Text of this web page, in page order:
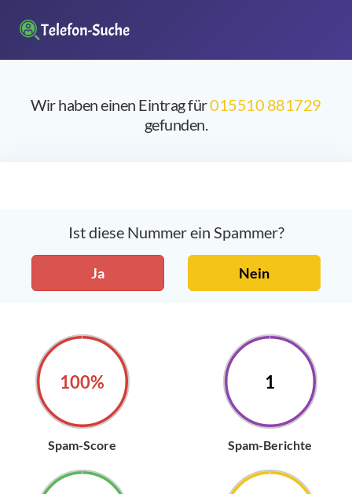
Wir haben einen Eintrag für015510 881729
gefunden.
Ist diese Nummer ein Spammer?
Ja Nein
100%
Spam-Score
1
Spam-Berichte